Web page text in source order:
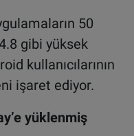
50
gibi yüksek
kullanıcılarının
işaret ediyor.
yüklenmiş